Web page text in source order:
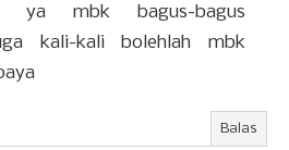
ya mbk bagus-bagus
kali-kali bolehlah mbk
Balas